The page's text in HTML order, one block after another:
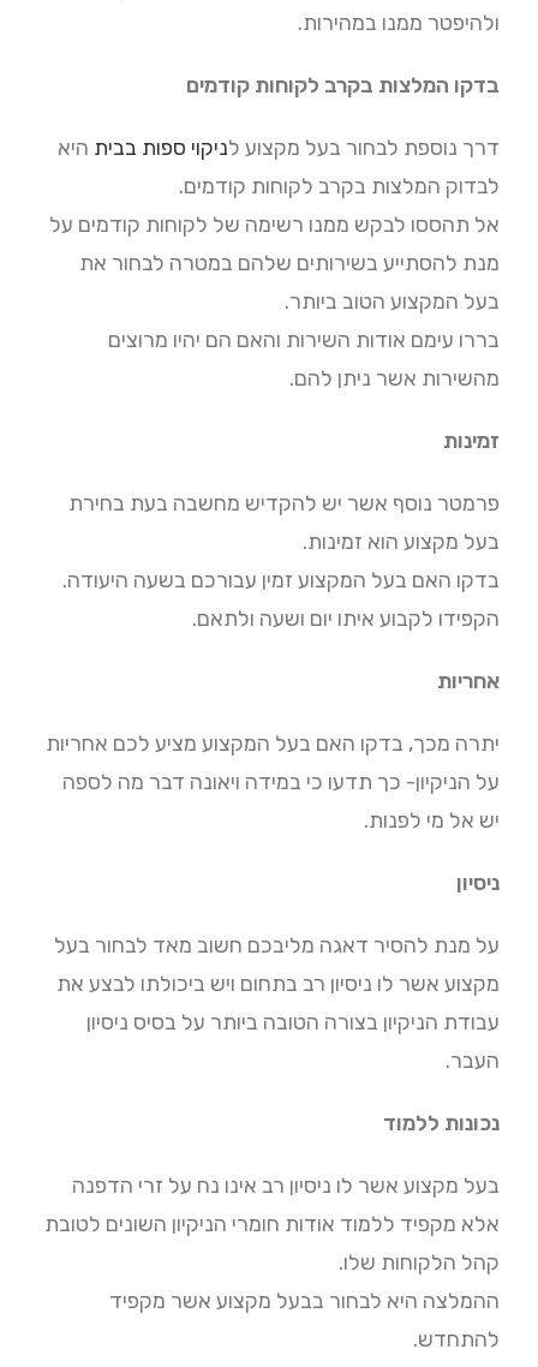
ולהיפטר ממנו במהירות.
בדקו המלצות בקרב לקוחות קודמים
דרך נוספת לבחור בעל מקצוע לניקוי ספות בבית היא
לבדוק המלצות בקרב לקוחות קודמים.
אל תהססו לבקש ממנו רשימה של לקוחות קודמים על
מנת להסתייע בשירותים שלהם במטרה לבחור את
בעל המקצוע הטוב ביותר.
בררו עימם אודות השירות והאם הם יהיו מרוצים
מהשירות אשר ניתן להם.
זמינות
פרמטר נוסף אשר יש להקדיש מחשבה בעת בחירת
בעל מקצוע הוא זמינות.
בדקו האם בעל המקצוע זמין עבורכם בשעה היעודה.
הקפידו לקבוע איתו יום ושעה ולתאם.
אחריות
יתרה מכך, בדקו האם בעל המקצוע מציע לכם אחריות
על הניקיון- כך תדעו כי במידה ויאונה דבר מה לספה
יש אל מי לפנות.
ניסיון
על מנת להסיר דאגה מליבכם חשוב מאד לבחור בעל
מקצוע אשר לו ניסיון רב בתחום ויש ביכולתו לבצע את
עבודת הניקיון בצורה הטובה ביותר על בסיס ניסיון
העבר.
נכונות ללמוד
בעל מקצוע אשר לו ניסיון רב אינו נח על זרי הדפנה
אלא מקפיד ללמוד אודות חומרי הניקיון השונים לטובת
קהל הלקוחות שלו.
ההמלצה היא לבחור בבעל מקצוע אשר מקפיד
להתחדש.